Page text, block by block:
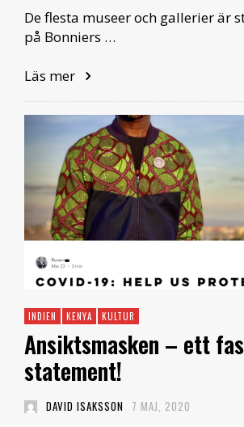
De flesta museer och gallerier är
på Bonniers …
Läs mer
INDIEN KENYA KULTUR
Ansiktsmasken – ett
statement!
DAVID ISAKSSON 7 MAJ, 2020